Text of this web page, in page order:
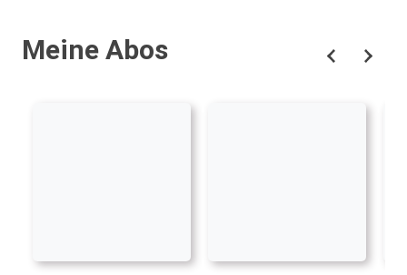
Meine Abos